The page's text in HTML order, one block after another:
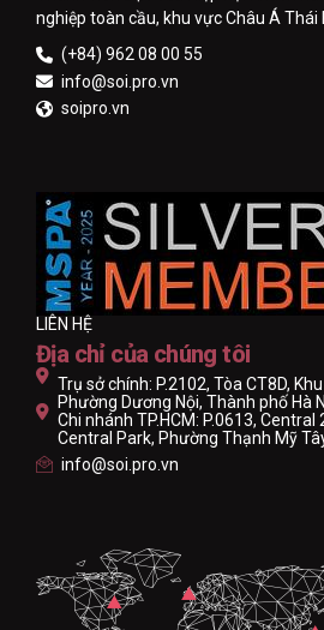
nghiệp toàn cầu, khu vực Châu Á Thái
(+84) 962 08 00 55
info@soi.pro.vn
soipro.vn
LIÊN HỆ
Địa chỉ của chúng tôi
Trụ sở chính: P.2102, Tòa CT8D,
Phường Dương Nội, Thành phố Hà
Chi nhánh TP.HCM: P.0613,
Central Park, Phường Thạnh Mỹ
info@soi.pro.vn